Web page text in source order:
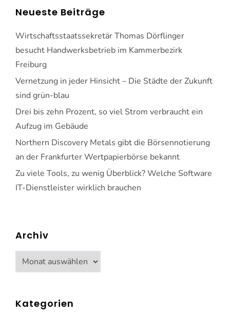
Neueste Beiträge
Wirtschaftsstaatssekretär Thomas Dörflinger
besucht Handwerksbetrieb im Kammerbezirk
Freiburg
Vernetzung in jeder Hinsicht – Die Städte der Zukunft
sind grün-blau
Drei bis zehn Prozent, so viel Strom verbraucht ein
Aufzug im Gebäude
Northern Discovery Metals gibt die Börsennotierung
an der Frankfurter Wertpapierbörse bekannt
Zu viele Tools, zu wenig Überblick? Welche Software
IT-Dienstleister wirklich brauchen
Archiv
Archiv
Kategorien